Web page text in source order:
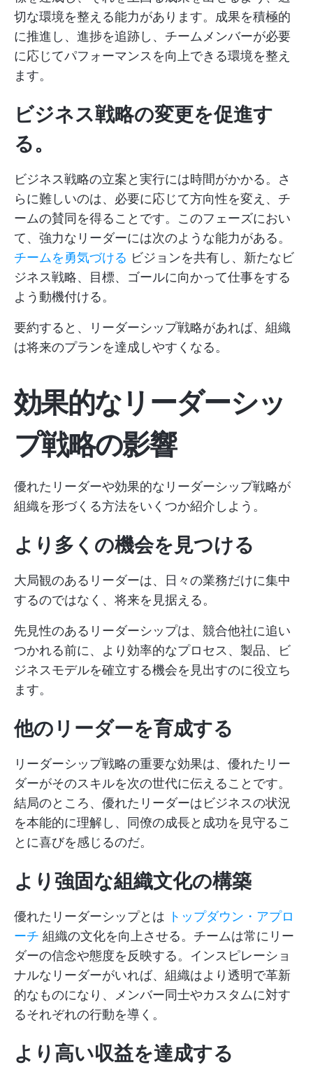
切な環境を整える能力があります。成果を積極的
に推進し、進捗を追跡し、チームメンバーが必要
に応じてパフォーマンスを向上できる環境を整え
ます。
ビジネス戦略の変更を促進す
る。
ビジネス戦略の立案と実行には時間がかかる。さ
らに難しいのは、必要に応じて方向性を変え、チ
ームの賛同を得ることです。このフェーズにおい
て、強力なリーダーには次のような能力がある。
チームを勇気づける ビジョンを共有し、新たなビ
ジネス戦略、目標、ゴールに向かって仕事をする
よう動機付ける。
要約すると、リーダーシップ戦略があれば、組織
は将来のプランを達成しやすくなる。
効果的なリーダーシッ
プ戦略の影響
優れたリーダーや効果的なリーダーシップ戦略が
組織を形づくる方法をいくつか紹介しよう。
より多くの機会を見つける
大局観のあるリーダーは、日々の業務だけに集中
するのではなく、将来を見据える。
先見性のあるリーダーシップは、競合他社に追い
つかれる前に、より効率的なプロセス、製品、ビ
ジネスモデルを確立する機会を見出すのに役立ち
ます。
他のリーダーを育成する
リーダーシップ戦略の重要な効果は、優れたリー
ダーがそのスキルを次の世代に伝えることです。
結局のところ、優れたリーダーはビジネスの状況
を本能的に理解し、同僚の成長と成功を見守るこ
とに喜びを感じるのだ。
より強固な組織文化の構築
優れたリーダーシップとは トップダウン・アプロ
ーチ 組織の文化を向上させる。チームは常にリー
ダーの信念や態度を反映する。インスピレーショ
ナルなリーダーがいれば、組織はより透明で革新
的なものになり、メンバー同士やカスタムに対す
るそれぞれの行動を導く。
より高い収益を達成する